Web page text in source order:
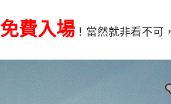
免費入場！當然就非看不可，